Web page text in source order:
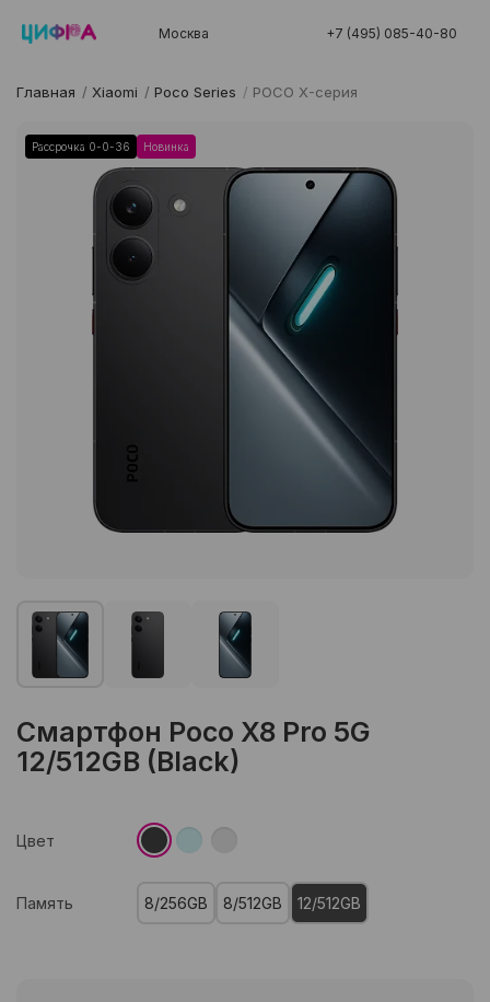
Москва +7 (495) 085-40-80
Главная / Xiaomi / Poco Series / POCO X-серия
Рассрочка 0-0-36 Новинка
Смартфон Poco X8 Pro 5G
12/512GB (Black)
Цвет
Память 8/256GB 8/512GB 12/512GB